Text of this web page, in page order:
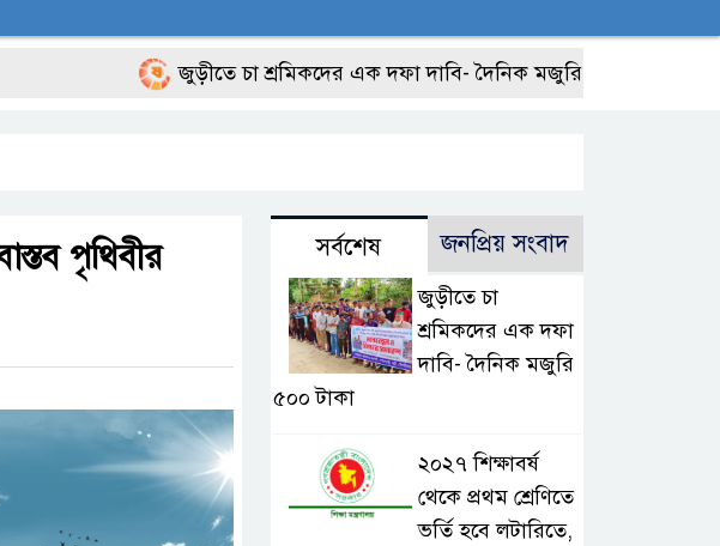
জুড়ীতে চা শ্রমিকদের এক দফা দাবি- দৈনিক মজুরি ৫০০ টাকা
পৃথিবীর
সর্বশেষ জনপ্রিয় সংবাদ
জুড়ীতে চা
শ্রমিকদের এক দফা
দাবি- দৈনিক মজুরি
৫০০ টাকা
২০২৭ শিক্ষাবর্ষ
থেকে প্রথম শ্রেণিতে
ভর্তি হবে লটারিতে,